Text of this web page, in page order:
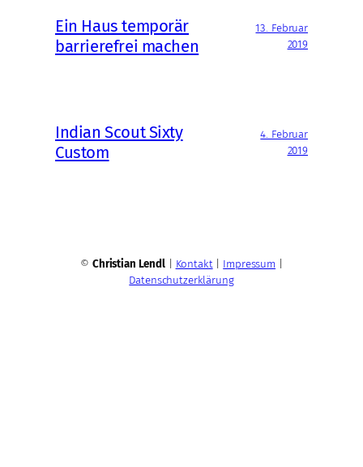
Ein Haus temporär
barrierefrei machen
13. Februar
2019
Indian Scout Sixty
Custom
4. Februar
2019
© Christian Lendl| Kontakt| Impressum
Datenschutzerklärung